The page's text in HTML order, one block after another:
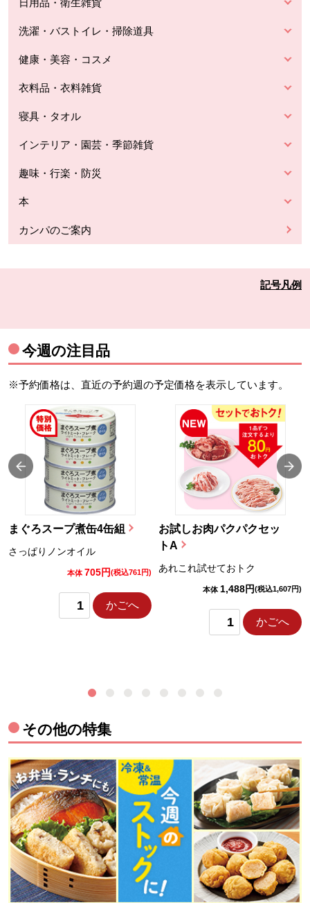
日用品・衛生雑貨
洗濯・バストイレ・掃除道具
健康・美容・コスメ
衣料品・衣料雑貨
寝具・タオル
インテリア・園芸・季節雑貨
趣味・行楽・防災
本
カンパのご案内
記号凡例
今週の注目品
※予約価格は、直近の予約週の予定価格を表示しています。
まぐろスープ煮缶4缶組
さっぱりノンオイル
本体 705円(税込761円)
かごへ
お試しお肉パクパクセッ
トA
あれこれ試せておトク
本体 1,488円(税込1,607円)
かごへ
その他の特集